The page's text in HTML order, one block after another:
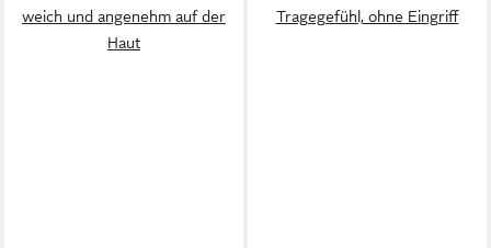
weich und angenehm auf der
Haut
Tragegefühl, ohne Eingriff